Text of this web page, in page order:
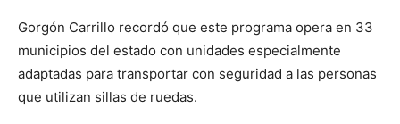
Gorgón Carrillo recordó que este programa opera en 33
municipios del estado con unidades especialmente
adaptadas para transportar con seguridad a las personas
que utilizan sillas de ruedas.